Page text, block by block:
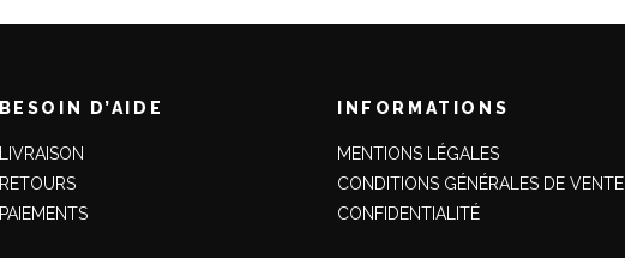
BESOIN D’AIDE
LIVRAISON
RETOURS
PAIEMENTS
INFORMATIONS
MENTIONS LÉGALES
CONDITIONS GÉNÉRALES DE VENTE
CONFIDENTIALITÉ